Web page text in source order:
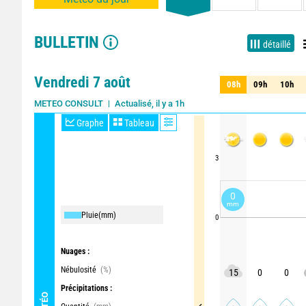
BULLETIN détaillé
Vendredi 7 août
METEO CONSULT Actualisé, il y a 1h
Mise à jour dans 2h
Graphe Tableau
Pluie(mm)
Nuages :
Nébulosité (%)
Précipitations :
3
0
08h 09h 10h
08h 09h 10h
15 0 0
0
mm